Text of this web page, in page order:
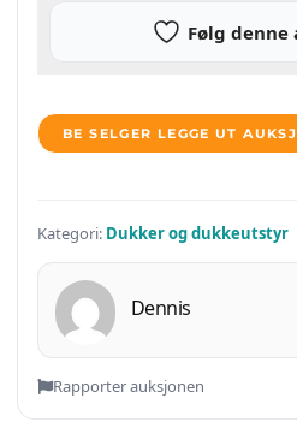
Følg denne
BE SELGER LEGGE UT
Kategori: Dukker og dukkeutstyr
Dennis
Rapporter auksjonen